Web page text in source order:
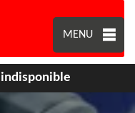
MENU
indisponible